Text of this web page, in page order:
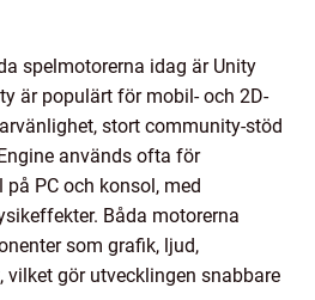
spelmotorerna idag är Unity
är populärt för mobil- och 2D-
stort community-stöd
används ofta för
PC och konsol, med
Båda motorerna
som grafik, ljud,
vilket gör utvecklingen snabbare